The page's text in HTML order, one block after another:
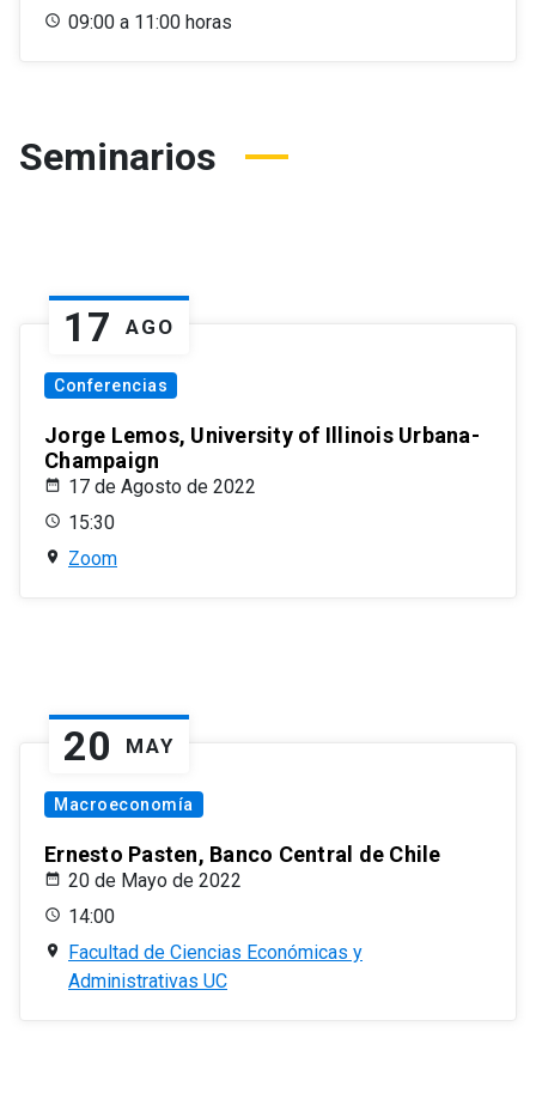
09:00 a 11:00 horas
Seminarios
17 AGO
Conferencias
Jorge Lemos, University of Illinois Urbana-
Champaign
17 de Agosto de 2022
15:30
Zoom
20 MAY
Macroeconomía
Ernesto Pasten, Banco Central de Chile
20 de Mayo de 2022
14:00
Facultad de Ciencias Económicas y
Administrativas UC